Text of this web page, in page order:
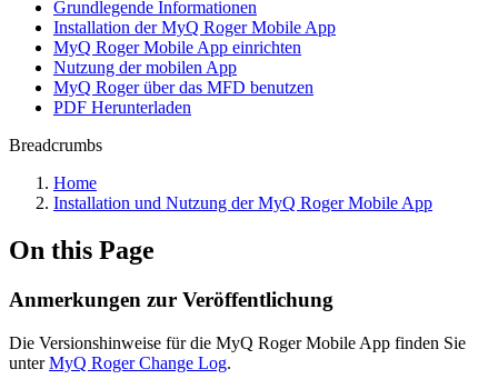
Grundlegende Informationen
Installation der MyQ Roger Mobile App
MyQ Roger Mobile App einrichten
Nutzung der mobilen App
MyQ Roger über das MFD benutzen
PDF Herunterladen
Breadcrumbs
Home
Installation und Nutzung der MyQ Roger Mobile App
On this Page
Anmerkungen zur Veröffentlichung
Die Versionshinweise für die MyQ Roger Mobile App finden Sie
unterMyQ Roger Change Log.